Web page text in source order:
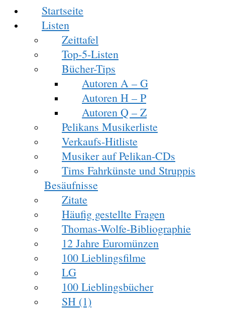
Startseite
Listen
Zeittafel
Top-5-Listen
Bücher-Tips
Autoren A – G
Autoren H – P
Autoren Q – Z
Pelikans Musikerliste
Verkaufs-Hitliste
Musiker auf Pelikan-CDs
Tims Fahrkünste und Struppis
Besäufnisse
Zitate
Häufig gestellte Fragen
Thomas-Wolfe-Bibliographie
12 Jahre Euromünzen
100 Lieblingsfilme
LG
100 Lieblingsbücher
SH (1)